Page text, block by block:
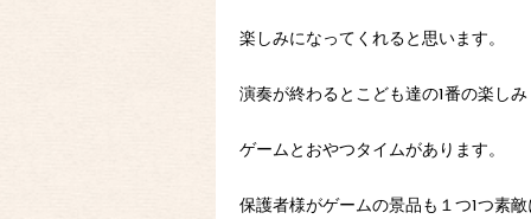
楽しみになってくれると思います。
演奏が終わるとこども達の1番の楽しみ
ゲームとおやつタイムがあります。
保護者様がゲームの景品も１つ1つ素